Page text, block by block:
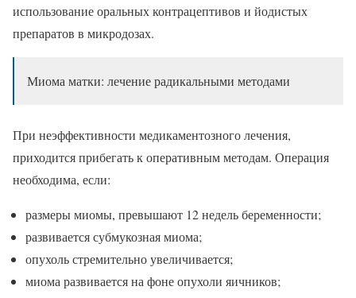
использование оральных контрацептивов и йодистых
препаратов в микродозах.
Миома матки: лечение радикальными методами
При неэффективности медикаментозного лечения,
приходится прибегать к оперативным методам. Операция
необходима, если:
размеры миомы, превышают 12 недель беременности;
развивается субмукозная миома;
опухоль стремительно увеличивается;
миома развивается на фоне опухоли яичников;